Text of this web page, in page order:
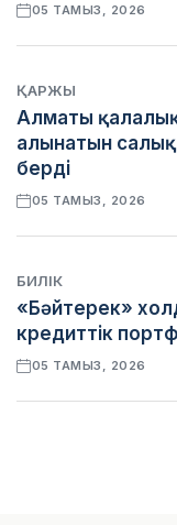
05 ТАМЫЗ, 2026
ҚАРЖЫ
Алматы
алынатын салық
берді
05 ТАМЫЗ, 2026
БИЛІК
«Бәйтерек»
кредиттік
05 ТАМЫЗ, 2026